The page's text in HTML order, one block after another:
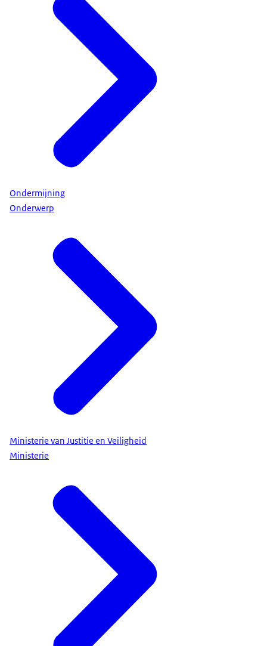
Ondermijning
Onderwerp
Ministerie van Justitie en Veiligheid
Ministerie